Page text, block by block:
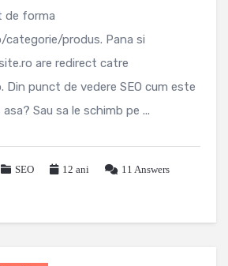
de forma
produs. Pana si
are redirect catre
punct de vedere SEO cum este
Sau sa le schimb pe ...
SEO 12 ani 11 Answers